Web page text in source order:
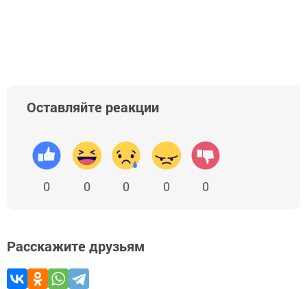
Оставляйте реакции
0 0 0 0 0
Расскажите друзьям